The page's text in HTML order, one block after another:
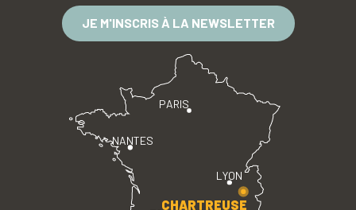
JE M'INSCRIS À LA NEWSLETTER
PARIS
LYON
NANTES
CHARTREUSE